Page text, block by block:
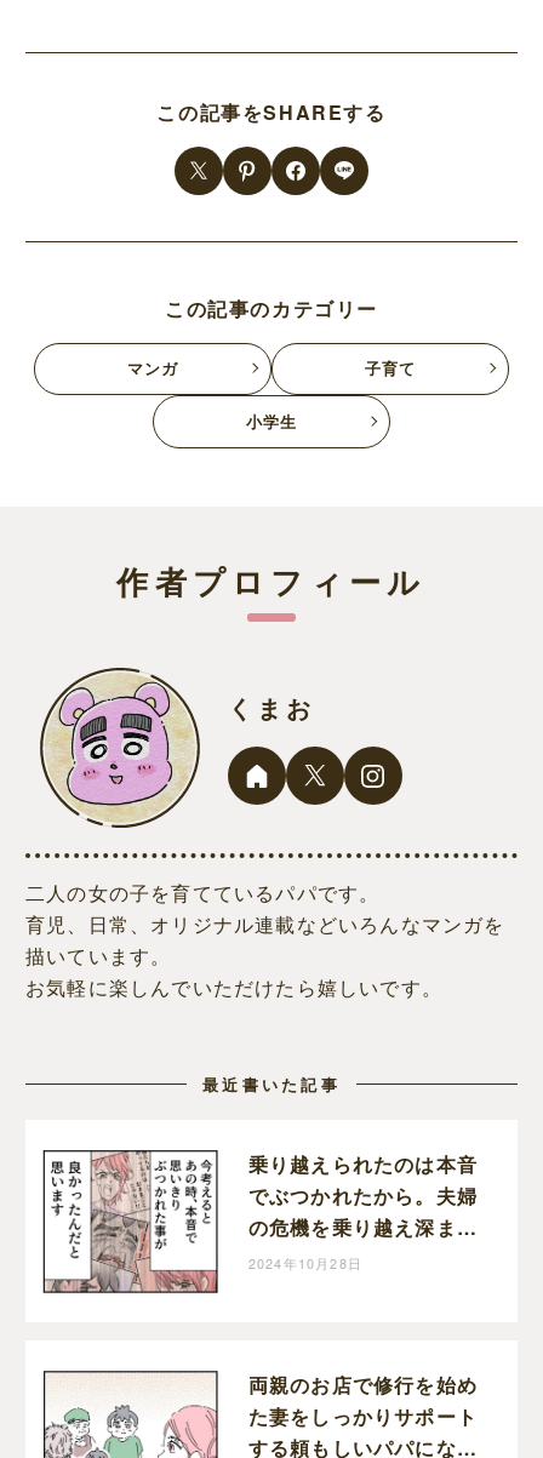
この記事をSHAREする
この記事のカテゴリー
マンガ 子育て
小学生
作者プロフィール
くまお
二人の女の子を育てているパパです。
育児、日常、オリジナル連載などいろんなマンガを
描いています。
お気軽に楽しんでいただけたら嬉しいです。
最近書いた記事
乗り越えられたのは本音
でぶつかれたから。夫婦
の危機を乗り越え深まっ
た家族の絆。育児なめす
2024年10月28日
両親のお店で修行を始め
た妻をしっかりサポート
する頼もしいパパになっ